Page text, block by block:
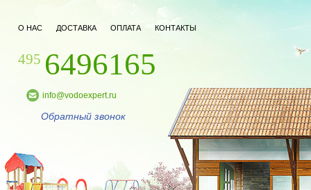
О НАС ДОСТАВКА ОПЛАТА КОНТАКТЫ
495 6496165
info@vodoexpert.ru
Обратный звонок